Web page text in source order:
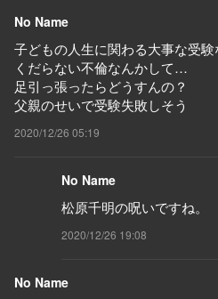
No Name
子どもの人生に関わる大事な受験
くだらない不倫なんかして…
足引っ張ったらどうすんの？
父親のせいで受験失敗しそう
2020/12/26 05:19
No Name
松原千明の呪いですね。
2020/12/26 19:08
No Name